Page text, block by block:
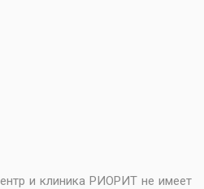
и клиника РИОРИТ не имеет